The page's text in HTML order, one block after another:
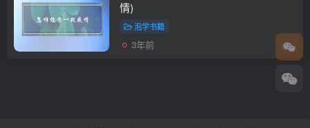
情)
泡学书籍
3年前 0